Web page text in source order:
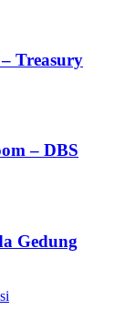
Treasury
– DBS
Gedung